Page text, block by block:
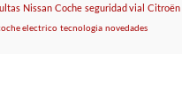
Nissan Coche seguridad vial Citroën
electrico tecnologia novedades